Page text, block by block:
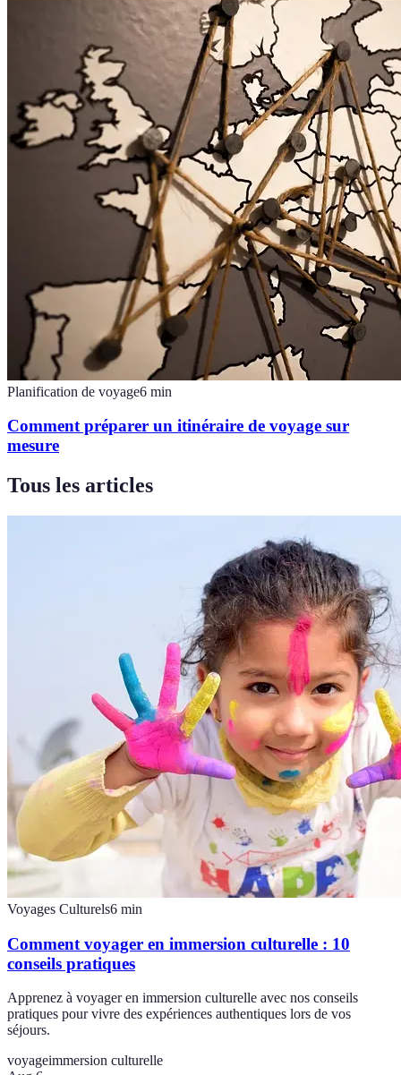
Planification de voyage6 min
Comment préparer un itinéraire de voyage sur
mesure
Tous les articles
Voyages Culturels6 min
Comment voyager en immersion culturelle : 10
conseils pratiques
Apprenez à voyager en immersion culturelle avec nos conseils
pratiques pour vivre des expériences authentiques lors de vos
séjours.
voyageimmersion culturelle